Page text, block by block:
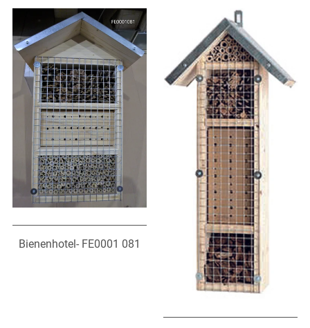
Bienenhotel- FE0001 081